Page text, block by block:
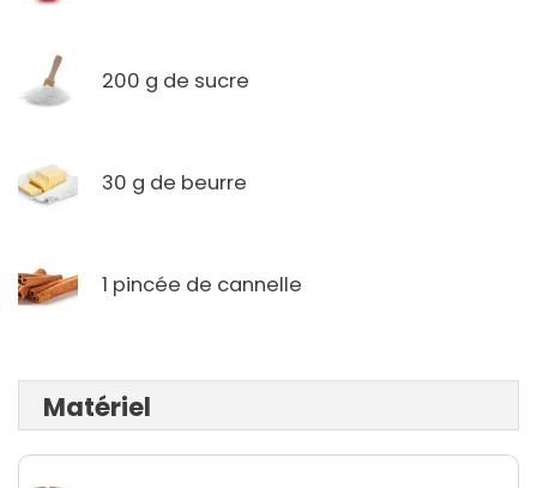
200 g de sucre
30 g de beurre
1 pincée de cannelle
Matériel